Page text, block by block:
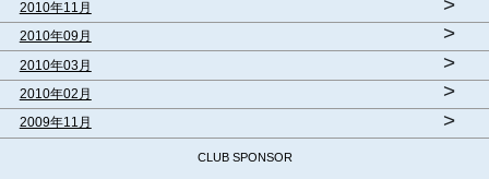
2010年11月 >
2010年09月 >
2010年03月 >
2010年02月 >
2009年11月 >
CLUB SPONSOR